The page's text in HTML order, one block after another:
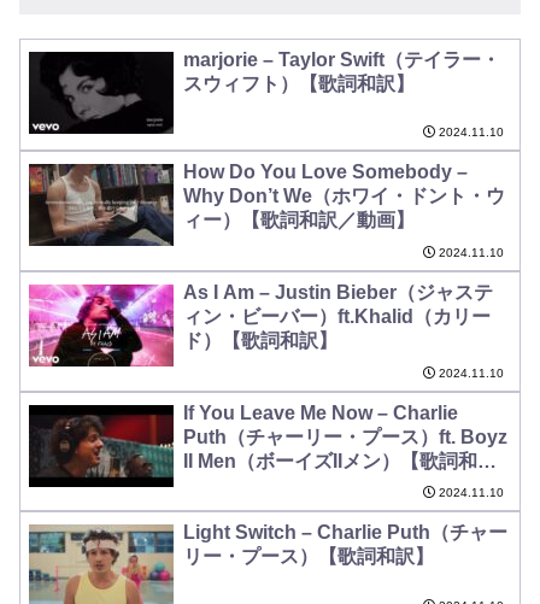
marjorie – Taylor Swift（テイラー・
スウィフト）【歌詞和訳】
2024.11.10
How Do You Love Somebody –
Why Don’t We（ホワイ・ドント・ウ
ィー）【歌詞和訳／動画】
2024.11.10
As I Am – Justin Bieber（ジャステ
ィン・ビーバー）ft.Khalid（カリー
ド）【歌詞和訳】
2024.11.10
If You Leave Me Now – Charlie
Puth（チャーリー・プース）ft. Boyz
II Men（ボーイズIIメン）【歌詞和
2024.11.10
Light Switch – Charlie Puth（チャー
リー・プース）【歌詞和訳】